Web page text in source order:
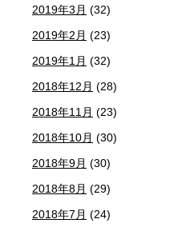
2019年3月 (32)
2019年2月 (23)
2019年1月 (32)
2018年12月 (28)
2018年11月 (23)
2018年10月 (30)
2018年9月 (30)
2018年8月 (29)
2018年7月 (24)